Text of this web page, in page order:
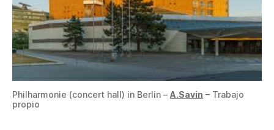
Philharmonie (concert hall) in Berlin – A.Savin – Trabajo
propio